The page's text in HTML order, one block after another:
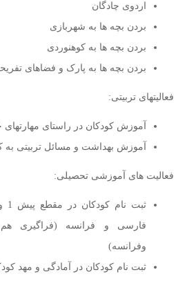
اردوی چادگان
بردن بچه ها به شهربازی
بردن بچه ها به کوهنوردی
بردن بچه ها به پارک و فضاهای
فعالیتهای تربیتی:
آموزش کودکان در راستای مهارتهای
آموزش بهداشت و مسائل تربیتی به
فعالیت های آموزشی تحصیلی:
فارسی و فرانسه (فراگیری
وفرانسه)
ثبت نام کودکان در آمادگی و مهد